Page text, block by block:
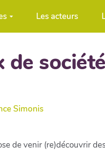
Les acteurs
de société
Simonis
de venir (re)découvrir